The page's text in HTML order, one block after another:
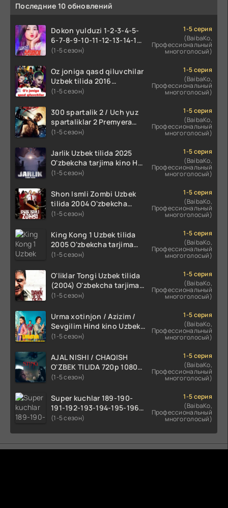
Последние 10 обновлений
Dokon yulduzi 1-2-3-4-5-
6-7-8-9-10-11-12-13-14-15-
16-17 Qism Uzbek tilida
qismlari o'zbek tilida
(1-5 сезон)
1-5 серия
(BaibaKo,
Профессиональный
многоголосый)
Oz joniga qasd qiluvchilar
Uzbek tilida 2016
O'zbekcha tarjima kino
(1-5 сезон)
1-5 серия
(BaibaKo,
Профессиональный
многоголосый)
300 spartalik 2 / Uch yuz
spartaliklar 2 Premyera
Uzbek tilida 2013
skachat
(1-5 сезон)
1-5 серия
(BaibaKo,
Профессиональный
многоголосый)
Jarlik Uzbek tilida 2025
O'zbekcha tarjima kino HD
skachat
(1-5 сезон)
1-5 серия
(BaibaKo,
Профессиональный
многоголосый)
Shon Ismli Zombi Uzbek
tilida 2004 O'zbekcha
tarjima kino HD skachat
(1-5 сезон)
1-5 серия
(BaibaKo,
Профессиональный
многоголосый)
King Kong 1 Uzbek tilida
2005 O'zbekcha tarjima
kino HD skachat
(1-5 сезон)
1-5 серия
(BaibaKo,
Профессиональный
многоголосый)
O'liklar Tongi Uzbek tilida
(2004) O'zbekcha tarjima
kino HD skachat
(1-5 сезон)
1-5 серия
(BaibaKo,
Профессиональный
многоголосый)
Urma xotinjon / Azizim /
Sevgilim Hind kino Uzbek
tilida 2022 O'zbekcha
(1-5 сезон)
1-5 серия
(BaibaKo,
Профессиональный
многоголосый)
AJAL NISHI / CHAQISH
O'ZBEK TILIDA 720p 1080p
Full HD (2024) Tarjima
(1-5 сезон)
1-5 серия
(BaibaKo,
Профессиональный
многоголосый)
Super kuchlar 189-190-
191-192-193-194-195-196-
197-198-199-200 Qism
tarjima seryal
(1-5 сезон)
1-5 серия
(BaibaKo,
Профессиональный
многоголосый)